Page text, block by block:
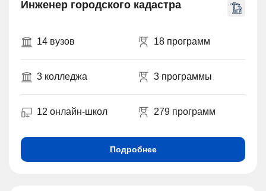
Инженер городского кадастра
14 вузов 18 программ
3 колледжа 3 программы
12 онлайн-школ 279 программ
Подробнее